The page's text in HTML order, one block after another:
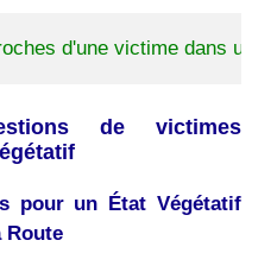
d'une victime dans un
de victimes
pour un État Végétatif
Route